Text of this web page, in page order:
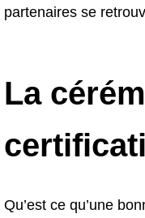
partenaires se
La
Qu’est ce qu’une